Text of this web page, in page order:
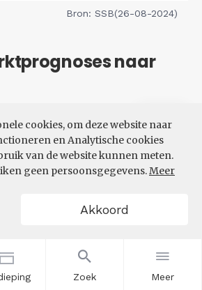
Zoek Meer
cookies, om deze website naar
en Analytische cookies
van de website kunnen meten.
geen persoonsgegevens.Meer
Akkoord
Bron: SSB(26-08-2024)
naar
UITBREIDINGS-
NAAR
Filters